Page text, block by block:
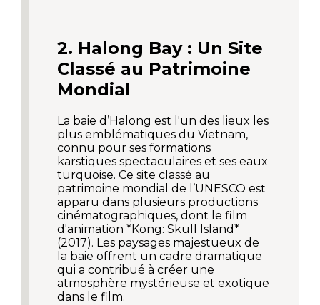
2. Halong Bay : Un Site
Classé au Patrimoine
Mondial
La baie d’Halong est l'un des lieux les
plus emblématiques du Vietnam,
connu pour ses formations
karstiques spectaculaires et ses eaux
turquoise. Ce site classé au
patrimoine mondial de l’UNESCO est
apparu dans plusieurs productions
cinématographiques, dont le film
d'animation *Kong: Skull Island*
(2017). Les paysages majestueux de
la baie offrent un cadre dramatique
qui a contribué à créer une
atmosphère mystérieuse et exotique
dans le film.